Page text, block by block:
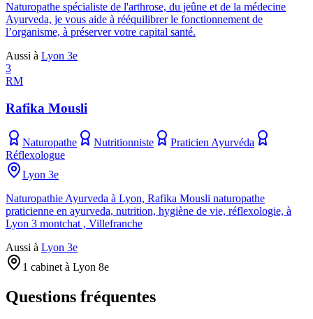
Naturopathe spécialiste de l'arthrose, du jeûne et de la médecine
Ayurveda, je vous aide à rééquilibrer le fonctionnement de
l’organisme, à préserver votre capital santé.
Aussi à Lyon 3e
3
RM
Rafika Mousli
Naturopathe Nutritionniste
Praticien Ayurvéda
Réflexologue
Lyon 3e
Naturopathie Ayurveda à Lyon, Rafika Mousli naturopathe
praticienne en ayurveda, nutrition, hygiène de vie, réflexologie, à
Lyon 3 montchat , Villefranche
Aussi à Lyon 3e
1 cabinet à Lyon 8e
Questions fréquentes